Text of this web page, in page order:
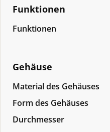
Funktionen
Funktionen
Gehäuse
Material des Gehäuses
Form des Gehäuses
Durchmesser